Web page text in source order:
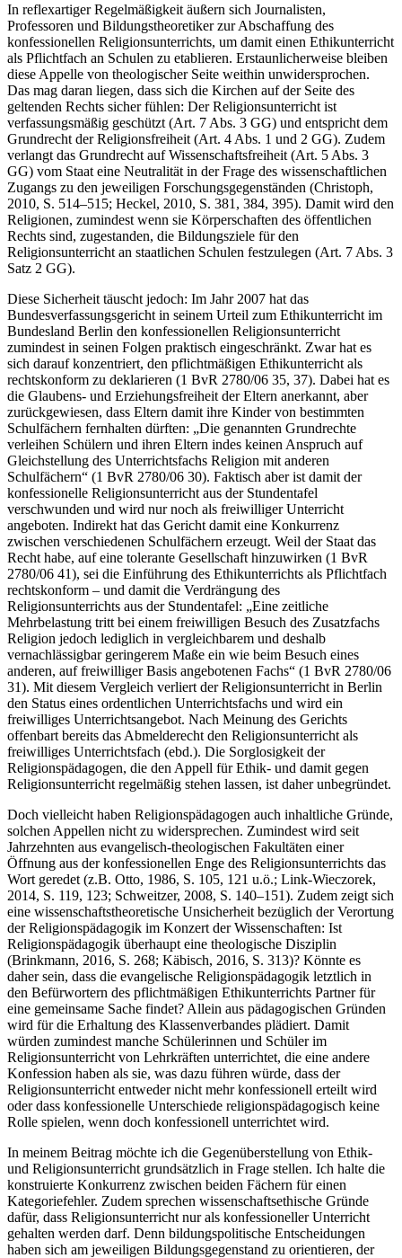
In reflexartiger Regelmäßigkeit äußern sich Journalisten,
Professoren und Bildungstheoretiker zur Abschaffung des
konfessionellen Religionsunterrichts, um damit einen Ethikunterricht
als Pflichtfach an Schulen zu etablieren. Erstaunlicherweise bleiben
diese Appelle von theologischer Seite weithin unwidersprochen.
Das mag daran liegen, dass sich die Kirchen auf der Seite des
geltenden Rechts sicher fühlen: Der Religionsunterricht ist
verfassungsmäßig geschützt (Art. 7 Abs. 3 GG) und entspricht dem
Grundrecht der Religionsfreiheit (Art. 4 Abs. 1 und 2 GG). Zudem
verlangt das Grundrecht auf Wissenschaftsfreiheit (Art. 5 Abs. 3
GG) vom Staat eine Neutralität in der Frage des wissenschaftlichen
Zugangs zu den jeweiligen Forschungsgegenständen (Christoph,
2010, S. 514–515; Heckel, 2010, S. 381, 384, 395). Damit wird den
Religionen, zumindest wenn sie Körperschaften des öffentlichen
Rechts sind, zugestanden, die Bildungsziele für den
Religionsunterricht an staatlichen Schulen festzulegen (Art. 7 Abs. 3
Satz 2 GG).
Diese Sicherheit täuscht jedoch: Im Jahr 2007 hat das
Bundesverfassungsgericht in seinem Urteil zum Ethikunterricht im
Bundesland Berlin den konfessionellen Religionsunterricht
zumindest in seinen Folgen praktisch eingeschränkt. Zwar hat es
sich darauf konzentriert, den pflichtmäßigen Ethikunterricht als
rechtskonform zu deklarieren (1 BvR 2780/06 35, 37). Dabei hat es
die Glaubens- und Erziehungsfreiheit der Eltern anerkannt, aber
zurückgewiesen, dass Eltern damit ihre Kinder von bestimmten
Schulfächern fernhalten dürften: „Die genannten Grundrechte
verleihen Schülern und ihren Eltern indes keinen Anspruch auf
Gleichstellung des Unterrichtsfachs Religion mit anderen
Schulfächern“ (1 BvR 2780/06 30). Faktisch aber ist damit der
konfessionelle Religionsunterricht aus der Stundentafel
verschwunden und wird nur noch als freiwilliger Unterricht
angeboten. Indirekt hat das Gericht damit eine Konkurrenz
zwischen verschiedenen Schulfächern erzeugt. Weil der Staat das
Recht habe, auf eine tolerante Gesellschaft hinzuwirken (1 BvR
2780/06 41), sei die Einführung des Ethikunterrichts als Pflichtfach
rechtskonform – und damit die Verdrängung des
Religionsunterrichts aus der Stundentafel: „Eine zeitliche
Mehrbelastung tritt bei einem freiwilligen Besuch des Zusatzfachs
Religion jedoch lediglich in vergleichbarem und deshalb
vernachlässigbar geringerem Maße ein wie beim Besuch eines
anderen, auf freiwilliger Basis angebotenen Fachs“ (1 BvR 2780/06
31). Mit diesem Vergleich verliert der Religionsunterricht in Berlin
den Status eines ordentlichen Unterrichtsfachs und wird ein
freiwilliges Unterrichtsangebot. Nach Meinung des Gerichts
offenbart bereits das Abmelderecht den Religionsunterricht als
freiwilliges Unterrichtsfach (ebd.). Die Sorglosigkeit der
Religionspädagogen, die den Appell für Ethik- und damit gegen
Religionsunterricht regelmäßig stehen lassen, ist daher unbegründet.
Doch vielleicht haben Religionspädagogen auch inhaltliche Gründe,
solchen Appellen nicht zu widersprechen. Zumindest wird seit
Jahrzehnten aus evangelisch-theologischen Fakultäten einer
Öffnung aus der konfessionellen Enge des Religionsunterrichts das
Wort geredet (z.B. Otto, 1986, S. 105, 121 u.ö.; Link-Wieczorek,
2014, S. 119, 123; Schweitzer, 2008, S. 140–151). Zudem zeigt sich
eine wissenschaftstheoretische Unsicherheit bezüglich der Verortung
der Religionspädagogik im Konzert der Wissenschaften: Ist
Religionspädagogik überhaupt eine theologische Disziplin
(Brinkmann, 2016, S. 268; Käbisch, 2016, S. 313)? Könnte es
daher sein, dass die evangelische Religionspädagogik letztlich in
den Befürwortern des pflichtmäßigen Ethikunterrichts Partner für
eine gemeinsame Sache findet? Allein aus pädagogischen Gründen
wird für die Erhaltung des Klassenverbandes plädiert. Damit
würden zumindest manche Schülerinnen und Schüler im
Religionsunterricht von Lehrkräften unterrichtet, die eine andere
Konfession haben als sie, was dazu führen würde, dass der
Religionsunterricht entweder nicht mehr konfessionell erteilt wird
oder dass konfessionelle Unterschiede religionspädagogisch keine
Rolle spielen, wenn doch konfessionell unterrichtet wird.
In meinem Beitrag möchte ich die Gegenüberstellung von Ethik-
und Religionsunterricht grundsätzlich in Frage stellen. Ich halte die
konstruierte Konkurrenz zwischen beiden Fächern für einen
Kategoriefehler. Zudem sprechen wissenschaftsethische Gründe
dafür, dass Religionsunterricht nur als konfessioneller Unterricht
gehalten werden darf. Denn bildungspolitische Entscheidungen
haben sich am jeweiligen Bildungsgegenstand zu orientieren, der